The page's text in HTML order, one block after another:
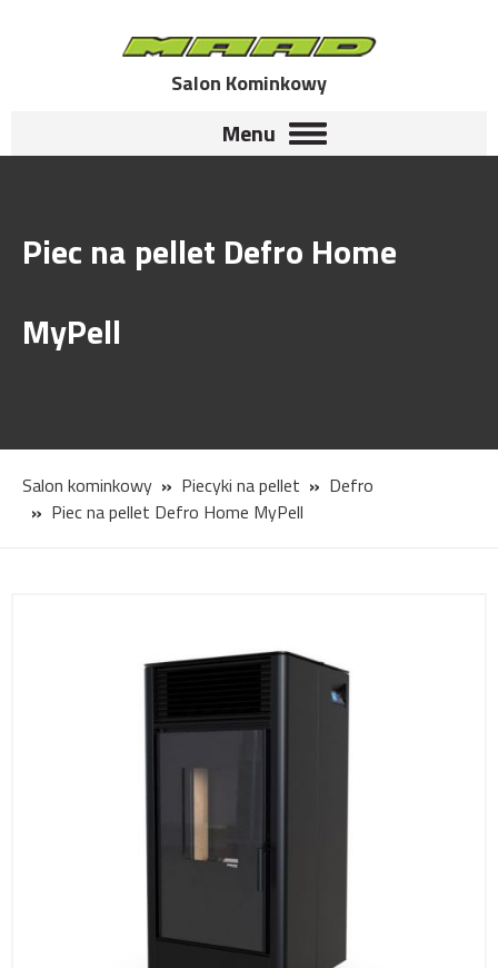
Salon Kominkowy
Menu
Piec na pellet Defro Home
MyPell
Salon kominkowy Piecyki na pellet
Defro
Piec na pellet Defro Home MyPell